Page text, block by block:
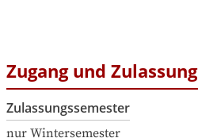
Zugang und Zulassung
Zulassungssemester
nur Wintersemester